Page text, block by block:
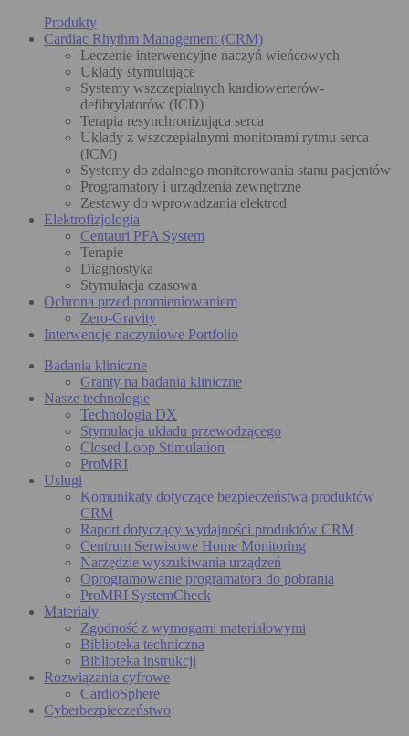
Produkty
Cardiac Rhythm Management (CRM)
Leczenie interwencyjne naczyń wieńcowych
Układy stymulujące
Systemy wszczepialnych kardiowerterów-
defibrylatorów (ICD)
Terapia resynchronizująca serca
Układy z wszczepialnymi monitorami rytmu serca
(ICM)
Systemy do zdalnego monitorowania stanu pacjentów
Programatory i urządzenia zewnętrzne
Zestawy do wprowadzania elektrod
Elektrofizjologia
Centauri PFA System
Terapie
Diagnostyka
Stymulacja czasowa
Ochrona przed promieniowaniem
Zero-Gravity
Interwencje naczyniowe Portfolio
Badania kliniczne
Granty na badania kliniczne
Nasze technologie
Technologia DX
Stymulacja układu przewodzącego
Closed Loop Stimulation
ProMRI
Usługi
Komunikaty dotyczące bezpieczeństwa produktów
CRM
Raport dotyczący wydajności produktów CRM
Centrum Serwisowe Home Monitoring
Narzędzie wyszukiwania urządzeń
Oprogramowanie programatora do pobrania
ProMRI SystemCheck
Materiały
Zgodność z wymogami materiałowymi
Biblioteka techniczna
Biblioteka instrukcji
Rozwiązania cyfrowe
CardioSphere
Cyberbezpieczeństwo